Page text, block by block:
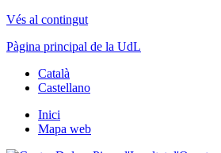
Vés al contingut
Pàgina principal de la UdL
Català
Castellano
Inici
Mapa web